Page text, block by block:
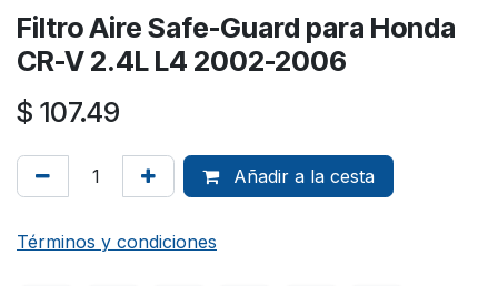
Filtro Aire Safe-Guard para Honda
CR-V 2.4L L4 2002-2006
$ 107.49
Añadir a la cesta
Términos y condiciones